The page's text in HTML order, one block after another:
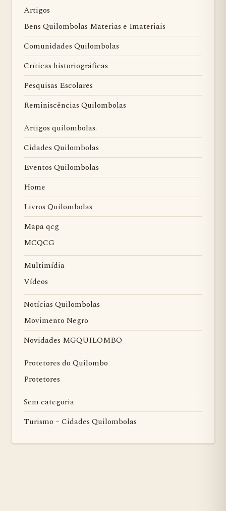
Artigos
Bens Quilombolas Materias e Imateriais
Comunidades Quilombolas
Críticas historiográficas
Pesquisas Escolares
Reminiscências Quilombolas
Artigos quilombolas.
Cidades Quilombolas
Eventos Quilombolas
Home
Livros Quilombolas
Mapa qcg
MCQCG
Multimídia
Vídeos
Notícias Quilombolas
Movimento Negro
Novidades MGQUILOMBO
Protetores do Quilombo
Protetores
Sem categoria
Turismo – Cidades Quilombolas